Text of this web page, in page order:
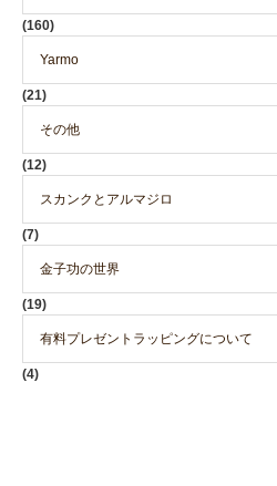
(160)
Yarmo
(21)
その他
(12)
スカンクとアルマジロ
(7)
金子功の世界
(19)
有料プレゼントラッピングについて
(4)